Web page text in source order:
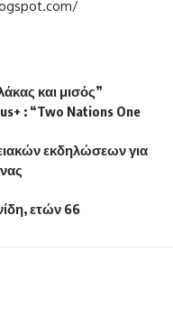
και μισός”
: “Two Nations One
εκδηλώσεων για
ετών 66